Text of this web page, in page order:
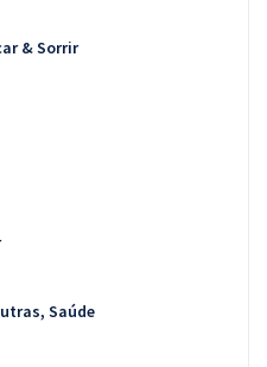
& Sorrir
Saúde